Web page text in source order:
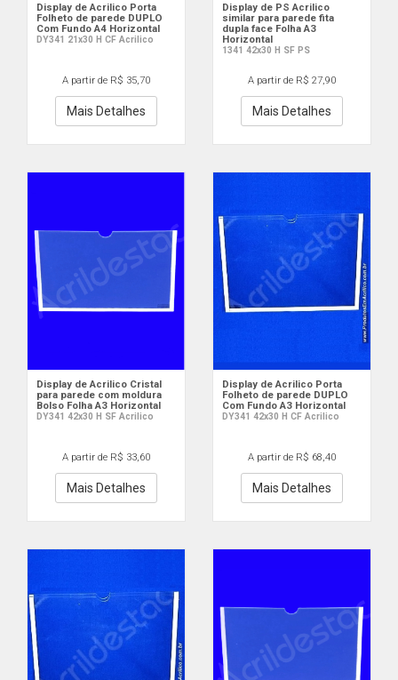
Display de Acrilico Porta
Folheto de parede DUPLO
Com Fundo A4 Horizontal
DY341 21x30 H CF Acrilico
A partir de R$ 35,70
Mais Detalhes
Display de PS Acrilico
similar para parede fita
dupla face Folha A3
Horizontal
1341 42x30 H SF PS
A partir de R$ 27,90
Mais Detalhes
Display de Acrilico Cristal
para parede com moldura
Bolso Folha A3 Horizontal
DY341 42x30 H SF Acrilico
A partir de R$ 33,60
Mais Detalhes
Display de Acrilico Porta
Folheto de parede DUPLO
Com Fundo A3 Horizontal
DY341 42x30 H CF Acrilico
A partir de R$ 68,40
Mais Detalhes